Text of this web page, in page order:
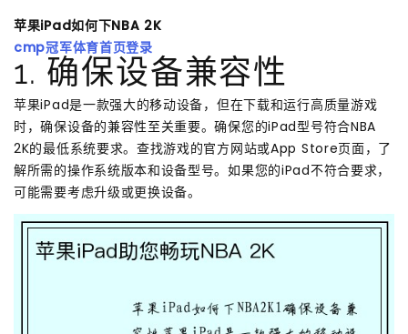
苹果iPad如何下NBA 2K
cmp冠军体育首页登录
1. 确保设备兼容性
苹果iPad是一款强大的移动设备，但在下载和运行高质量游戏
时，确保设备的兼容性至关重要。确保您的iPad型号符合NBA
2K的最低系统要求。查找游戏的官方网站或App Store页面，了
解所需的操作系统版本和设备型号。如果您的iPad不符合要求，
可能需要考虑升级或更换设备。